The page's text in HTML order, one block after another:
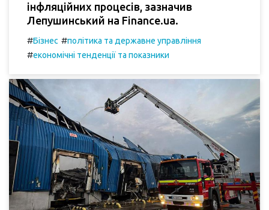
інфляційних процесів, зазначив
Лепушинський на Finance.ua.
#Бізнес #політика та державне управління
#економічні тенденції та показники